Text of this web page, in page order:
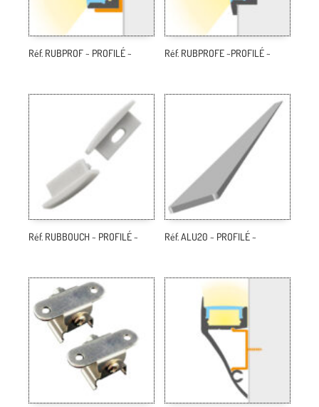
Réf. RUBPROF ~ PROFILÉ ~ Réf. RUBPROFE ~PROFILÉ ~
Réf. RUBBOUCH ~ PROFILÉ ~ Réf. ALU20 ~ PROFILÉ ~